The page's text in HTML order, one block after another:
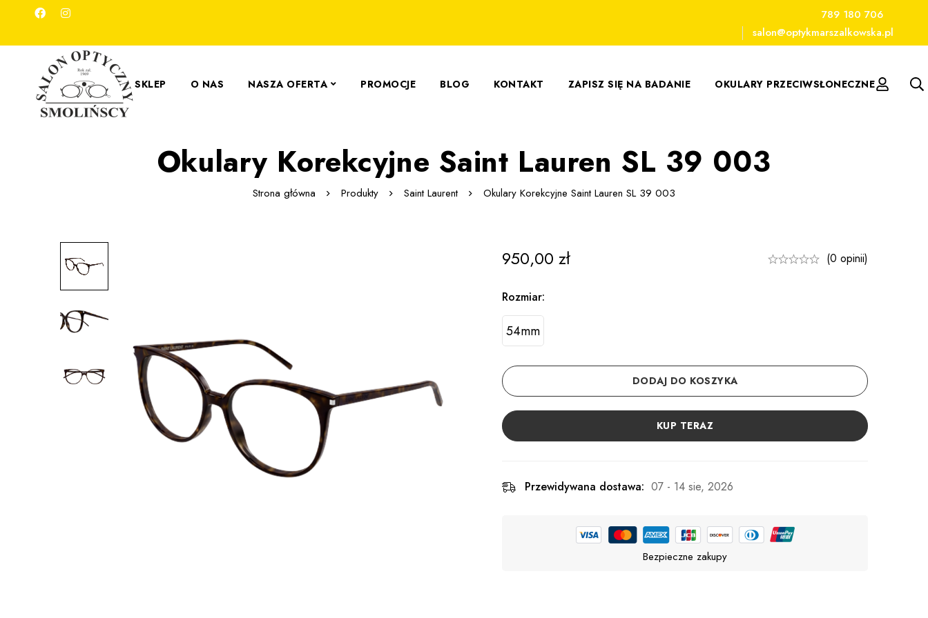
789 180 706
salon@optykmarszalkowska.pl
SKLEP O NAS NASZA OFERTA PROMOCJE BLOG KONTAKT ZAPISZ SIĘ NA BADANIE OKULARY PRZECIWSŁONECZNE
Okulary Korekcyjne Saint Lauren SL 39 003
Strona główna Produkty Saint Laurent Okulary Korekcyjne Saint Lauren SL 39 003
950,00 zł (0 opinii)
Rozmiar:
54mm
DODAJ DO KOSZYKA
KUP TERAZ
Przewidywana dostawa: 07 - 14 sie, 2026
Bezpieczne zakupy